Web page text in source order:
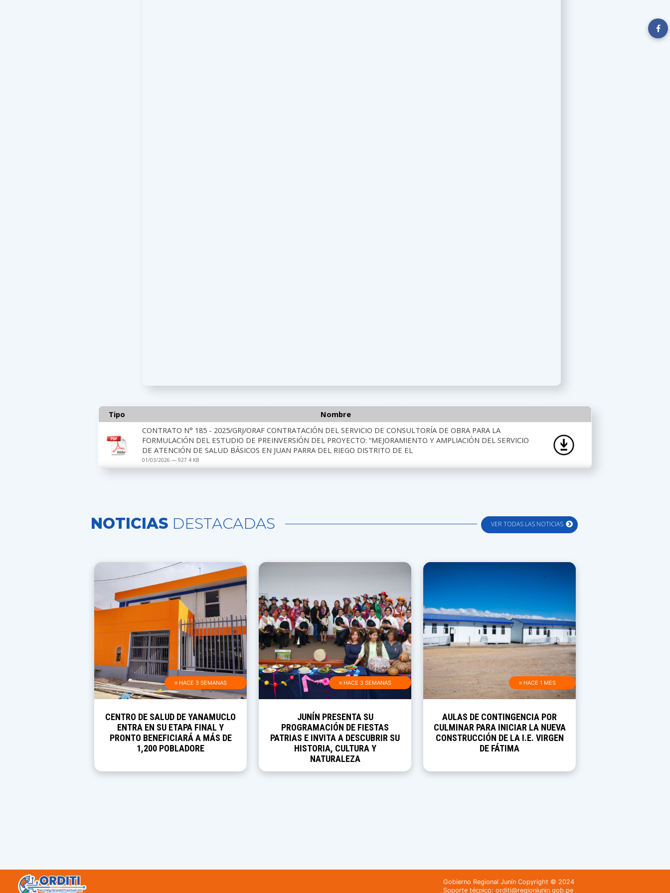
Tipo
Nombre
CONTRATO N° 185 - 2025/GRJ/ORAF CONTRATACIÓN DEL SERVICIO DE CONSULTORÍA DE OBRA PARA LA
FORMULACIÓN DEL ESTUDIO DE PREINVERSIÓN DEL PROYECTO: “MEJORAMIENTO Y AMPLIACIÓN DEL SERVICIO
DE ATENCIÓN DE SALUD BÁSICOS EN JUAN PARRA DEL RIEGO DISTRITO DE EL
01/03/2026 — 927.4 KB
VER TODAS LAS NOTICIAS
NOTICIAS DESTACADAS
≡ HACE 3 SEMANAS
CENTRO DE SALUD DE YANAMUCLO
ENTRA EN SU ETAPA FINAL Y
PRONTO BENEFICIARÁ A MÁS DE
1,200 POBLADORE
≡ HACE 3 SEMANAS
JUNÍN PRESENTA SU
PROGRAMACIÓN DE FIESTAS
PATRIAS E INVITA A DESCUBRIR SU
HISTORIA, CULTURA Y
NATURALEZA
≡ HACE 1 MES
AULAS DE CONTINGENCIA POR
CULMINAR PARA INICIAR LA NUEVA
CONSTRUCCIÓN DE LA I.E. VIRGEN
DE FÁTIMA
Gobierno Regional Junín Copyright © 2024
Soporte técnico: orditi@regionjunin.gob.pe